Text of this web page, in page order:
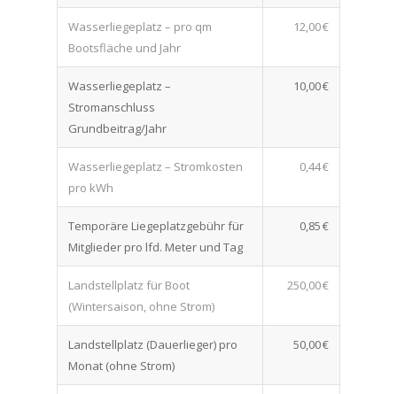
Wasserliegeplatz – pro qm
Bootsfläche und Jahr
12,00 €
Wasserliegeplatz –
Stromanschluss
Grundbeitrag/Jahr
10,00 €
Wasserliegeplatz – Stromkosten
pro kWh
0,44 €
Temporäre Liegeplatzgebühr für
Mitglieder pro lfd. Meter und Tag
0,85 €
Landstellplatz für Boot
(Wintersaison, ohne Strom)
250,00 €
Landstellplatz (Dauerlieger) pro
Monat (ohne Strom)
50,00 €